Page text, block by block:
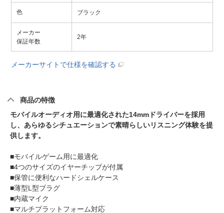
色 ブラック
メーカー
保証年数
2年
メーカーサイトで仕様を確認する
商品の特徴
モバイルオーディオ用に最適化された14mmドライバーを採用
し、あらゆるシチュエーションで素晴らしいリスニング体験を提
供します。
■モバイルゲーム用に最適化
■4つのサイズのイヤーチップが付属
■保管に便利なハードシェルケース
■薄型L型プラグ
■内蔵マイク
■マルチプラットフォーム対応